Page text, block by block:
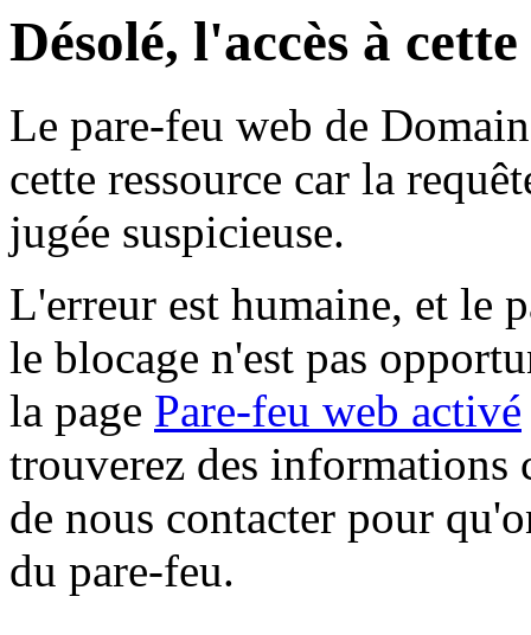
Désolé, l'accès à
Le pare-feu web de
cette ressource car la
jugée suspicieuse.
L'erreur est humaine, et le
le blocage n'est pas
la page Pare-feu web activé
trouverez des informations
de nous contacter pour
du pare-feu.